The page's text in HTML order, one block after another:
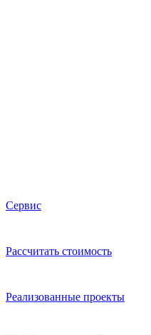
Сервис
Расcчитать стоимость
Реализованные проекты